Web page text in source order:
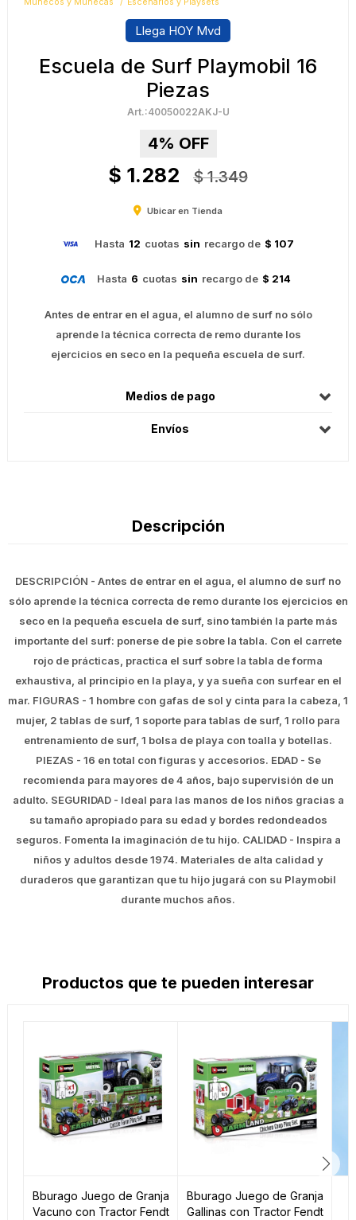
Muñecos y Muñecas Escenarios y Playsets
Llega HOY Mvd
Escuela de Surf Playmobil 16
Piezas
40050022AKJ-U
4
$ 1.282 $ 1.349
Ubicar en Tienda
Hasta 12 cuotas sin recargo de $ 107
Hasta 6 cuotas sin recargo de $ 214
Antes de entrar en el agua, el alumno de surf no sólo
aprende la técnica correcta de remo durante los
ejercicios en seco en la pequeña escuela de surf.
Medios de pago
Envíos
Descripción
DESCRIPCIÓN - Antes de entrar en el agua, el alumno de surf no
sólo aprende la técnica correcta de remo durante los ejercicios en
seco en la pequeña escuela de surf, sino también la parte más
importante del surf: ponerse de pie sobre la tabla. Con el carrete
rojo de prácticas, practica el surf sobre la tabla de forma
exhaustiva, al principio en la playa, y ya sueña con surfear en el
mar. FIGURAS - 1 hombre con gafas de sol y cinta para la cabeza, 1
mujer, 2 tablas de surf, 1 soporte para tablas de surf, 1 rollo para
entrenamiento de surf, 1 bolsa de playa con toalla y botellas.
PIEZAS - 16 en total con figuras y accesorios. EDAD - Se
recomienda para mayores de 4 años, bajo supervisión de un
adulto. SEGURIDAD - Ideal para las manos de los niños gracias a
su tamaño apropiado para su edad y bordes redondeados
seguros. Fomenta la imaginación de tu hijo. CALIDAD - Inspira a
niños y adultos desde 1974. Materiales de alta calidad y
duraderos que garantizan que tu hijo jugará con su Playmobil
durante muchos años.
Productos que te pueden interesar
Bburago Juego de Granja
Vacuno con Tractor Fendt
Bburago Juego de Granja
Gallinas con Tractor Fendt